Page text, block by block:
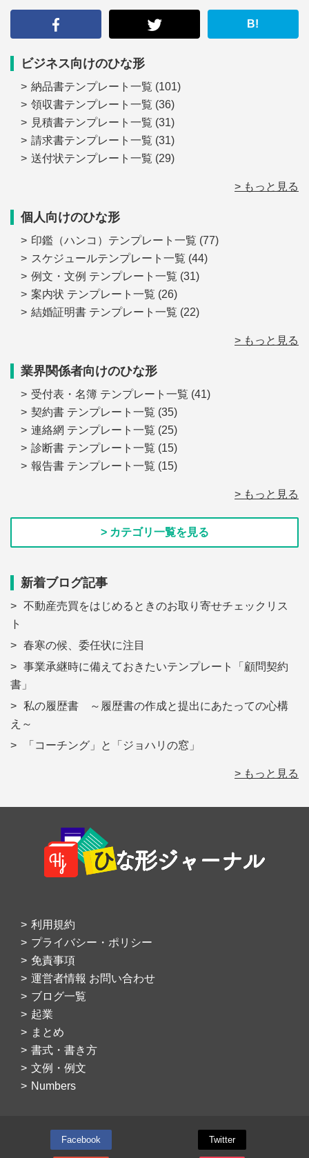
B!
ビジネス向けのひな形
納品書テンプレート一覧 (101)
領収書テンプレート一覧 (36)
見積書テンプレート一覧 (31)
請求書テンプレート一覧 (31)
送付状テンプレート一覧 (29)
> もっと見る
個人向けのひな形
印鑑（ハンコ）テンプレート一覧 (77)
スケジュールテンプレート一覧 (44)
例文・文例 テンプレート一覧 (31)
案内状 テンプレート一覧 (26)
結婚証明書 テンプレート一覧 (22)
> もっと見る
業界関係者向けのひな形
受付表・名簿 テンプレート一覧 (41)
契約書 テンプレート一覧 (35)
連絡網 テンプレート一覧 (25)
診断書 テンプレート一覧 (15)
報告書 テンプレート一覧 (15)
> もっと見る
> カテゴリ一覧を見る
新着ブログ記事
不動産売買をはじめるときのお取り寄せチェックリス
ト
春寒の候、委任状に注目
事業承継時に備えておきたいテンプレート「顧問契約
書」
私の履歴書 ～履歴書の作成と提出にあたっての心構
え～
「コーチング」と「ジョハリの窓」
> もっと見る
Footer
利用規約
プライバシー・ポリシー
免責事項
運営者情報 お問い合わせ
ブログ一覧
起業
まとめ
書式・書き方
文例・例文
Numbers
Facebook Twitter